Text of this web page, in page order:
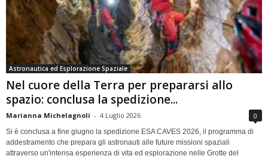
Astronautica ed Esplorazione Spaziale
Nel cuore della Terra per prepararsi allo
spazio: conclusa la spedizione...
Marianna Michelagnoli - 4 Luglio 2026 0
Si è conclusa a fine giugno la spedizione ESA CAVES 2026, il programma di
addestramento che prepara gli astronauti alle future missioni spaziali
attraverso un'intensa esperienza di vita ed esplorazione nelle Grotte del